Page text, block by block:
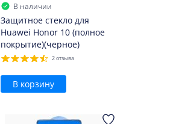
В наличии
Защитное стекло для
Huawei Honor 10 (полное
покрытие)(черное)
2 отзыва
В корзину